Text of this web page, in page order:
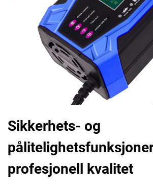
Sikkerhets- og
profesjonell kvalitet